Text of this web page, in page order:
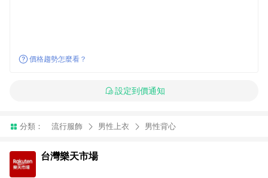
價格趨勢怎麼看？
設定到價通知
分類： 流行服飾 男性上衣 男性背心
台灣樂天市場